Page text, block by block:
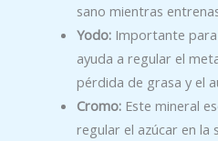
sano mientras
Yodo:Importante para
ayuda a regular el
pérdida de grasa y el
Cromo:Este mineral
regular el azúcar en la